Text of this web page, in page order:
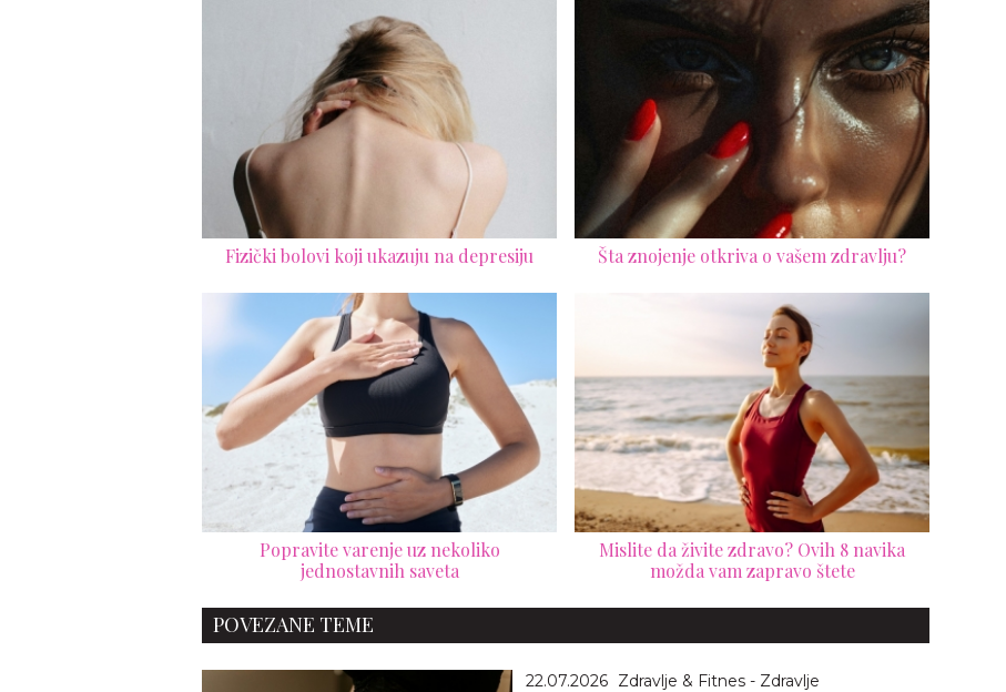
Fizički bolovi koji ukazuju na depresiju Šta znojenje otkriva o vašem zdravlju?
Popravite varenje uz nekoliko
jednostavnih saveta
Mislite da živite zdravo? Ovih 8 navika
možda vam zapravo štete
POVEZANE TEME
22.07.2026 Zdravlje & Fitnes - Zdravlje